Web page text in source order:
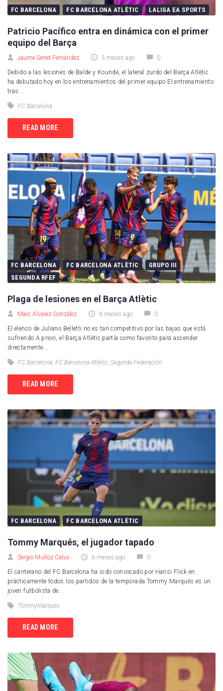
Celta de Vigo
Getafe CF
Sevilla FC
Villarreal CF
FC BARCELONA FC BARCELONA ATLÈTIC LALIGA EA SPORTS
Patricio Pacífico entra en dinámica con el primer
equipo del Barça
Jaume Serret Fernández 5 meses ago 0
Debido a las lesiones de Balde y Koundé, el lateral zurdo del Barça Atlètic
ha debutado hoy en los entrenamientos del primer equipo El entrenamiento
tras...
FC Barcelona
READ MORE
FC BARCELONA FC BARCELONA ATLÈTIC
GRUPO III
SEGUNDA RFEF
Plaga de lesiones en el Barça Atlètic
Marc Álvarez González 6 meses ago 0
El elenco de Juliano Belletti no es tan competitivo por las bajas que está
sufriendo A priori, el Barça Atlètic partía como favorito para ascender
directamente...
FC Barcelona, FC Barcelona Atlètic, Segunda Federación
READ MORE
FC BARCELONA FC BARCELONA ATLÈTIC
Tommy Marqués, el jugador tapado
Sergio Muñoz Calvo 6 meses ago 0
El canterano del FC Barcelona ha sido convocado por Hansi Flick en
prácticamente todos los partidos de la temporada Tommy Marqués es un
joven futbolista de...
TommyMarqués
READ MORE